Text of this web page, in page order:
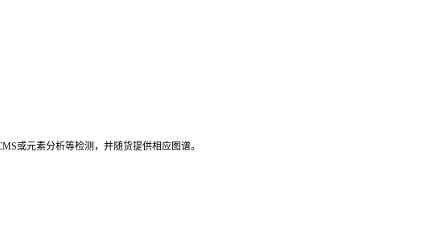
或元素分析等检测，并随货提供相应图谱。